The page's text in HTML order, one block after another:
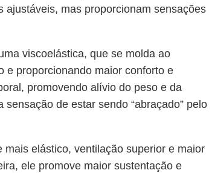
ajustáveis, mas proporcionam sensações
viscoelástica, que se molda ao
e proporcionando maior conforto e
promovendo alívio do peso e da
de estar sendo “abraçado” pelo
mais elástico, ventilação superior e maior
ele promove maior sustentação e